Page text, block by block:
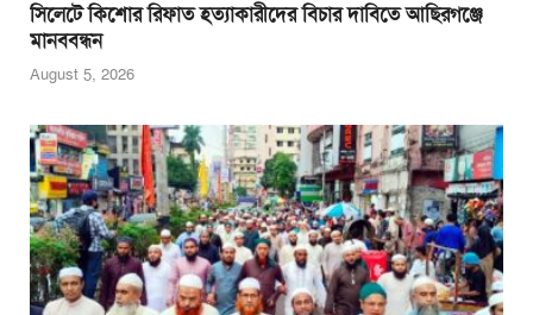
সিলেটে কিশোর রিফাত হত্যাকারীদের বিচার দাবিতে আছিরগঞ্জে
মানববন্ধন
August 5, 2026